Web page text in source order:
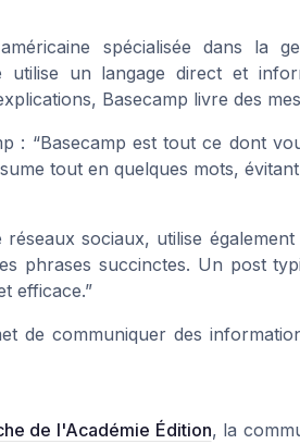
spécialisée dans la
utilise un langage direct et
Basecamp livre des
: “Basecamp est tout ce dont
tout en quelques mots,
sociaux, utilise
phrases succinctes. Un post
efficace.”
de communiquer des
de l'Académie Édition, la